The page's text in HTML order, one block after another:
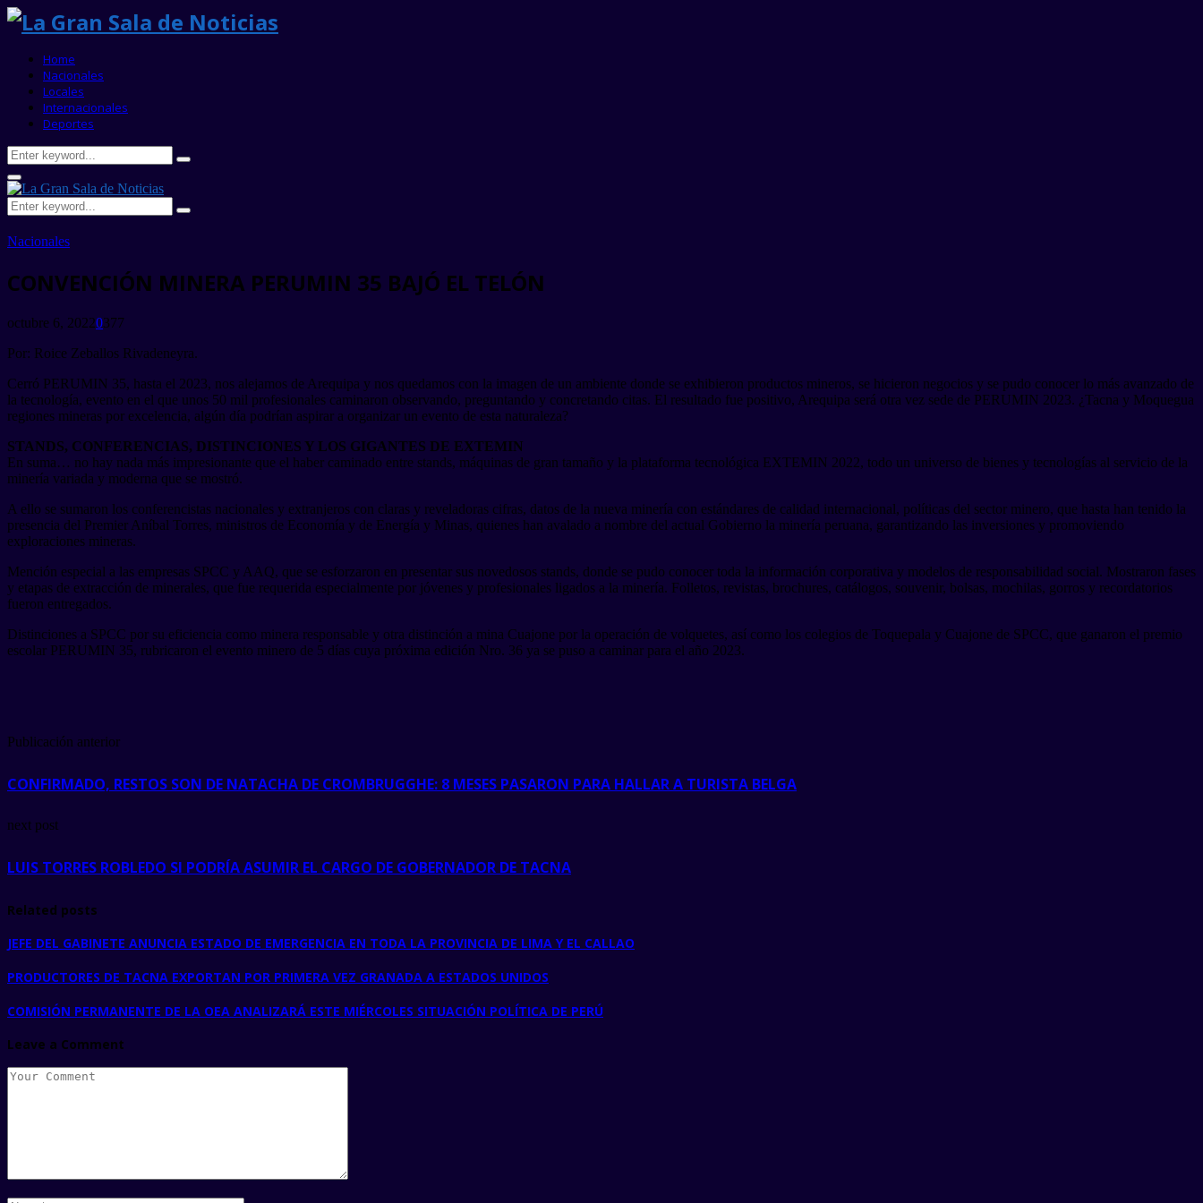
Home
Nacionales
Locales
Internacionales
Deportes
Search
for:
Search
Primary
Menu
Search
for:
Search
Nacionales
CONVENCIÓN MINERA PERUMIN 35 BAJÓ EL TELÓN
octubre 6, 20220377
Por: Roice Zeballos Rivadeneyra.
Cerró PERUMIN 35, hasta el 2023, nos alejamos de Arequipa y nos quedamos con la imagen de un ambiente donde se exhibieron productos mineros, se hicieron negocios y se pudo conocer lo más avanzado de
la tecnología, evento en el que unos 50 mil profesionales caminaron observando, preguntando y concretando citas. El resultado fue positivo, Arequipa será otra vez sede de PERUMIN 2023. ¿Tacna y Moquegua
regiones mineras por excelencia, algún día podrían aspirar a organizar un evento de esta naturaleza?
STANDS, CONFERENCIAS, DISTINCIONES Y LOS GIGANTES DE EXTEMIN
En suma… no hay nada más impresionante que el haber caminado entre stands, máquinas de gran tamaño y la plataforma tecnológica EXTEMIN 2022, todo un universo de bienes y tecnologías al servicio de la
minería variada y moderna que se mostró.
A ello se sumaron los conferencistas nacionales y extranjeros con claras y reveladoras cifras, datos de la nueva minería con estándares de calidad internacional, políticas del sector minero, que hasta han tenido la
presencia del Premier Aníbal Torres, ministros de Economía y de Energía y Minas, quienes han avalado a nombre del actual Gobierno la minería peruana, garantizando las inversiones y promoviendo
exploraciones mineras.
Mención especial a las empresas SPCC y AAQ, que se esforzaron en presentar sus novedosos stands, donde se pudo conocer toda la información corporativa y modelos de responsabilidad social. Mostraron fases
y etapas de extracción de minerales, que fue requerida especialmente por jóvenes y profesionales ligados a la minería. Folletos, revistas, brochures, catálogos, souvenir, bolsas, mochilas, gorros y recordatorios
fueron entregados.
Distinciones a SPCC por su eficiencia como minera responsable y otra distinción a mina Cuajone por la operación de volquetes, así como los colegios de Toquepala y Cuajone de SPCC, que ganaron el premio
escolar PERUMIN 35, rubricaron el evento minero de 5 días cuya próxima edición Nro. 36 ya se puso a caminar para el año 2023.
Publicación anterior
CONFIRMADO, RESTOS SON DE NATACHA DE CROMBRUGGHE: 8 MESES PASARON PARA HALLAR A TURISTA BELGA
next post
LUIS TORRES ROBLEDO SI PODRÍA ASUMIR EL CARGO DE GOBERNADOR DE TACNA
Related posts
JEFE DEL GABINETE ANUNCIA ESTADO DE EMERGENCIA EN TODA LA PROVINCIA DE LIMA Y EL CALLAO
PRODUCTORES DE TACNA EXPORTAN POR PRIMERA VEZ GRANADA A ESTADOS UNIDOS
COMISIÓN PERMANENTE DE LA OEA ANALIZARÁ ESTE MIÉRCOLES SITUACIÓN POLÍTICA DE PERÚ
Leave a Comment